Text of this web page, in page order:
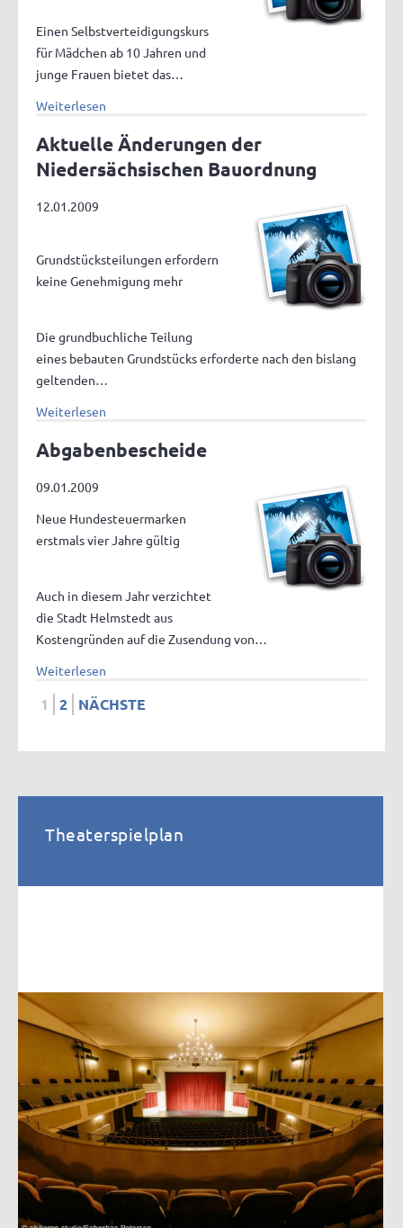
Einen Selbstverteidigungskurs
für Mädchen ab 10 Jahren und
junge Frauen bietet das…
Weiterlesen
Aktuelle Änderungen der
Niedersächsischen Bauordnung
12.01.2009
Grundstücksteilungen erfordern
keine Genehmigung mehr
Die grundbuchliche Teilung
eines bebauten Grundstücks erforderte nach den bislang
geltenden…
Weiterlesen
Abgabenbescheide
09.01.2009
Neue Hundesteuermarken
erstmals vier Jahre gültig
Auch in diesem Jahr verzichtet
die Stadt Helmstedt aus
Kostengründen auf die Zusendung von…
Weiterlesen
1 2 NÄCHSTE
Theaterspielplan